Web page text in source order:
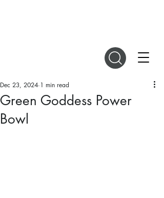
Green Goddess Power
Bowl
Dec 23, 2024 1 min read